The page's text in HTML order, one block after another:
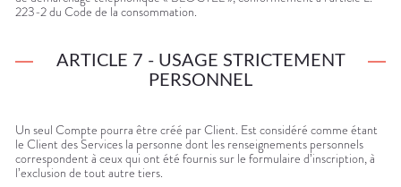
223-2 du Code de la consommation.
ARTICLE 7 - USAGE STRICTEMENT
PERSONNEL
Un seul Compte pourra être créé par Client. Est considéré comme étant
le Client des Services la personne dont les renseignements personnels
correspondent à ceux qui ont été fournis sur le formulaire d’inscription, à
l’exclusion de tout autre tiers.